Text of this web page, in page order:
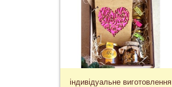
індивідуальне виготовлення